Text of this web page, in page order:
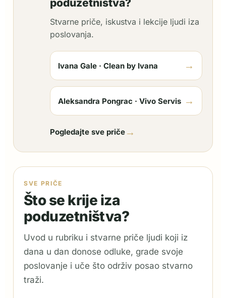
poduzetništva?
Stvarne priče, iskustva i lekcije ljudi iza
poslovanja.
Ivana Gale · Clean by Ivana →
Aleksandra Pongrac · Vivo Servis →
Pogledajte sve priče →
SVE PRIČE
Što se krije iza
poduzetništva?
Uvod u rubriku i stvarne priče ljudi koji iz
dana u dan donose odluke, grade svoje
poslovanje i uče što održiv posao stvarno
traži.